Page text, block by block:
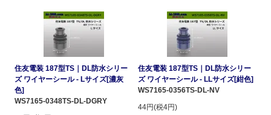
住友電装 187型TS｜DL防水シリー
ズ ワイヤーシール - Lサイズ[濃灰
色]
WS7165-0348TS-DL-DGRY
住友電装 187型TS｜DL防水シリー
ズ ワイヤーシール - LLサイズ[紺色]
WS7165-0356TS-DL-NV
44円(税4円)